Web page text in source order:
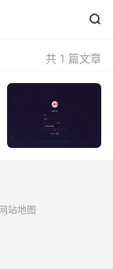

共 1 篇文章
网站地图